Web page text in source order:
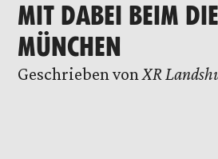
MIT DABEI BEIM
MÜNCHEN
Geschrieben von XR